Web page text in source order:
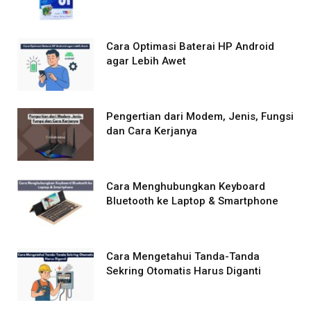
Cara Optimasi Baterai HP Android
agar Lebih Awet
Pengertian dari Modem, Jenis, Fungsi
dan Cara Kerjanya
Cara Menghubungkan Keyboard
Bluetooth ke Laptop & Smartphone
Cara Mengetahui Tanda-Tanda
Sekring Otomatis Harus Diganti